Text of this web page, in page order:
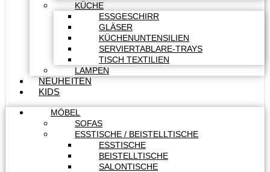
KÜCHE
ESSGESCHIRR
GLÄSER
KÜCHENUNTENSILIEN
SERVIERTABLARE-TRAYS
TISCH TEXTILIEN
LAMPEN
NEUHEITEN
KIDS
MÖBEL
SOFAS
ESSTISCHE / BEISTELLTISCHE
ESSTISCHE
BEISTELLTISCHE
SALONTISCHE